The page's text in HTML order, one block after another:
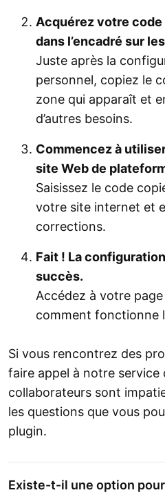
Acquérez votre
dans l’encadré sur
Juste après la
personnel, copiez le
zone qui apparaît et
d’autres besoins.
Commencez à
site Web de
Saisissez le code
votre site internet et
corrections.
Fait ! La
succès.
Accédez à votre
comment fonctionne
Si vous rencontrez des
faire appel à notre service
collaborateurs sont
les questions que vous
plugin.
Existe-t-il une option